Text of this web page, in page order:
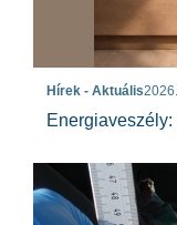
Hírek - Aktuális
Energiaveszély: